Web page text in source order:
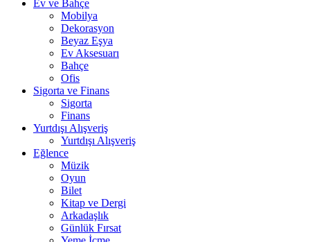
Ev ve Bahçe
Mobilya
Dekorasyon
Beyaz Eşya
Ev Aksesuarı
Bahçe
Ofis
Sigorta ve Finans
Sigorta
Finans
Yurtdışı Alışveriş
Yurtdışı Alışveriş
Eğlence
Müzik
Oyun
Bilet
Kitap ve Dergi
Arkadaşlık
Günlük Fırsat